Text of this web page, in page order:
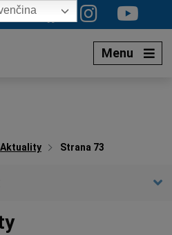
Menu
Aktuality Strana 73